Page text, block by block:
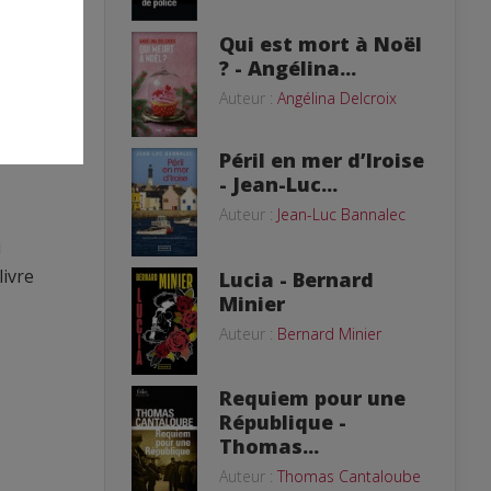
Qui est mort à Noël
? - Angélina...
Auteur : Angélina Delcroix
Péril en mer d’Iroise
- Jean-Luc...
Auteur : Jean-Luc Bannalec
Lucia - Bernard
Minier
Auteur : Bernard Minier
Requiem pour une
République -
Thomas...
Auteur : Thomas Cantaloube